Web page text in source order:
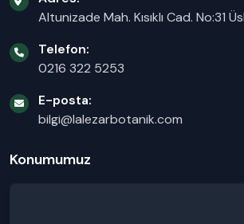
Altunizade Mah. Kısıklı Cad. No:31
Telefon:
0216 322 5253
E-posta:
bilgi@lalezarbotanik.com
Konumumuz